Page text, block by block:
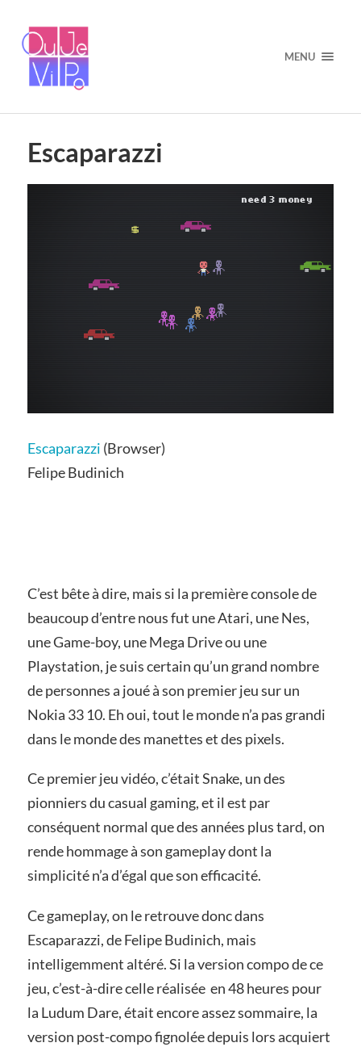
MENU
Escaparazzi
Escaparazzi (Browser)
Felipe Budinich
C’est bête à dire, mais si la première console de
beaucoup d’entre nous fut une Atari, une Nes,
une Game-boy, une Mega Drive ou une
Playstation, je suis certain qu’un grand nombre
de personnes a joué à son premier jeu sur un
Nokia 33 10. Eh oui, tout le monde n’a pas grandi
dans le monde des manettes et des pixels.
Ce premier jeu vidéo, c’était Snake, un des
pionniers du casual gaming, et il est par
conséquent normal que des années plus tard, on
rende hommage à son gameplay dont la
simplicité n’a d’égal que son efficacité.
Ce gameplay, on le retrouve donc dans
Escaparazzi, de Felipe Budinich, mais
intelligemment altéré. Si la version compo de ce
jeu, c’est-à-dire celle réalisée en 48 heures pour
la Ludum Dare, était encore assez sommaire, la
version post-compo fignolée depuis lors acquiert